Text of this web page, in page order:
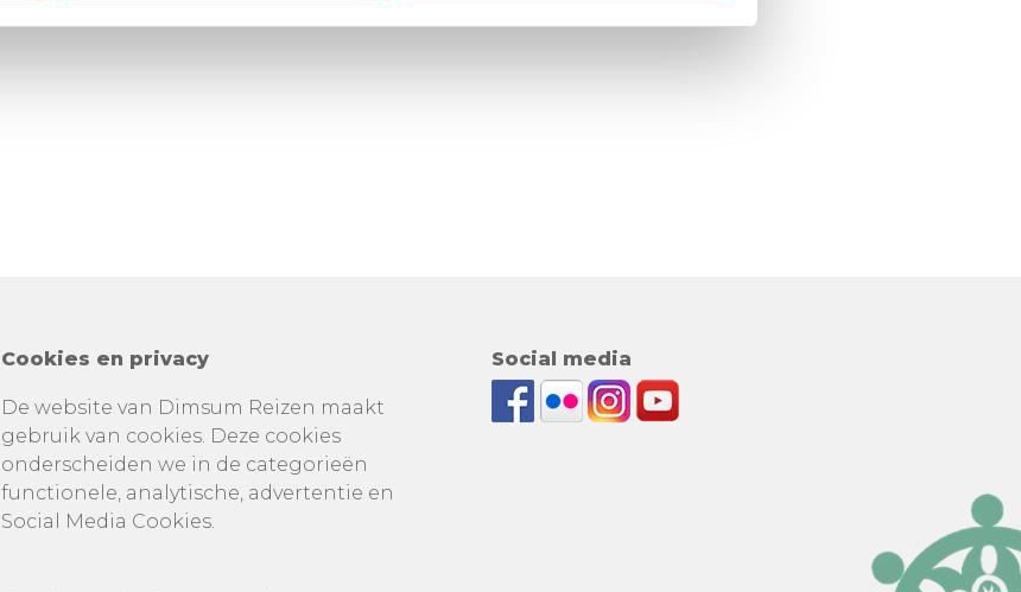
Cookies en privacy
De website van Dimsum Reizen maakt
gebruik van cookies. Deze cookies
onderscheiden we in de categorieën
functionele, analytische, advertentie en
Social Media Cookies.
Social media